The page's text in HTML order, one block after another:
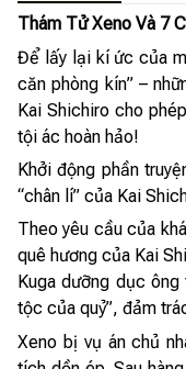
Thám Tử Xeno Và 7
Để lấy lại kí ức của
căn phòng kín” –
Kai Shichiro cho
tội ác hoàn hảo!
Khởi động phần
“chân lí” của Kai
Theo yêu cầu của
quê hương của Kai
Kuga dưỡng dục
tộc của quỷ”, đảm
Xeno bị vụ án chủ